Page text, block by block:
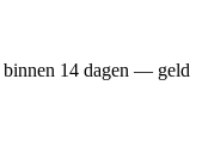
14 dagen — geld